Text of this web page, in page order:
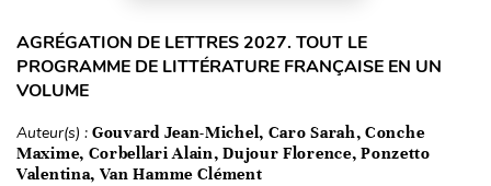
AGRÉGATION DE LETTRES 2027. TOUT LE
PROGRAMME DE LITTÉRATURE FRANÇAISE EN UN
VOLUME
Auteur(s) : Gouvard Jean-Michel, Caro Sarah, Conche
Maxime, Corbellari Alain, Dujour Florence, Ponzetto
Valentina, Van Hamme Clément